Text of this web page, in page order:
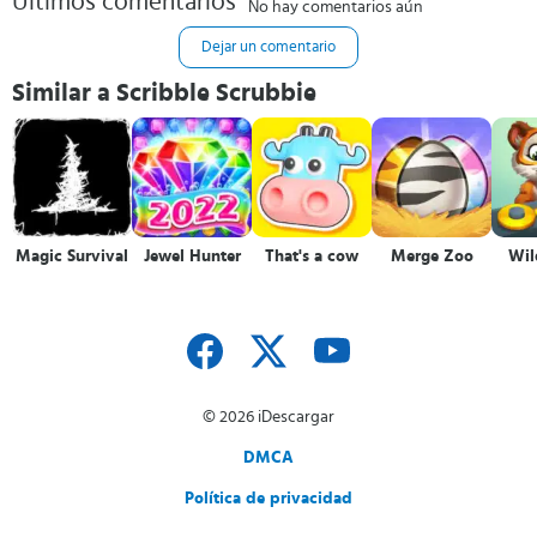
No hay comentarios aún
Dejar un comentario
Similar a Scribble Scrubbie
Magic Survival Jewel Hunter That's a cow Merge Zoo
© 2026 iDescargar
DMCA
Política de privacidad